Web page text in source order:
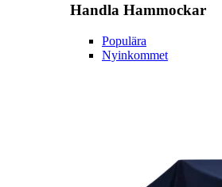
Handla Hammockar
Populära
Nyinkommet